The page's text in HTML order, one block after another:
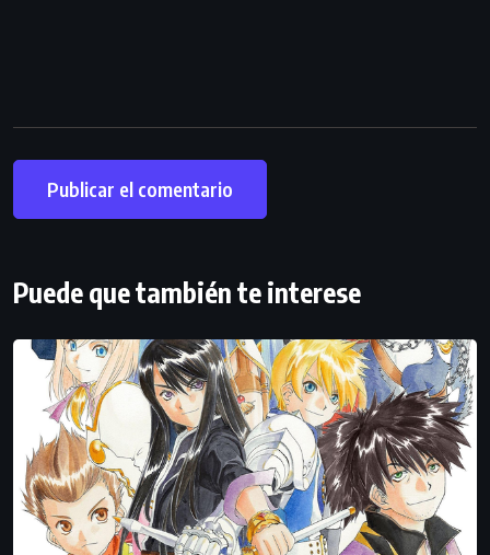
Puede que también te interese